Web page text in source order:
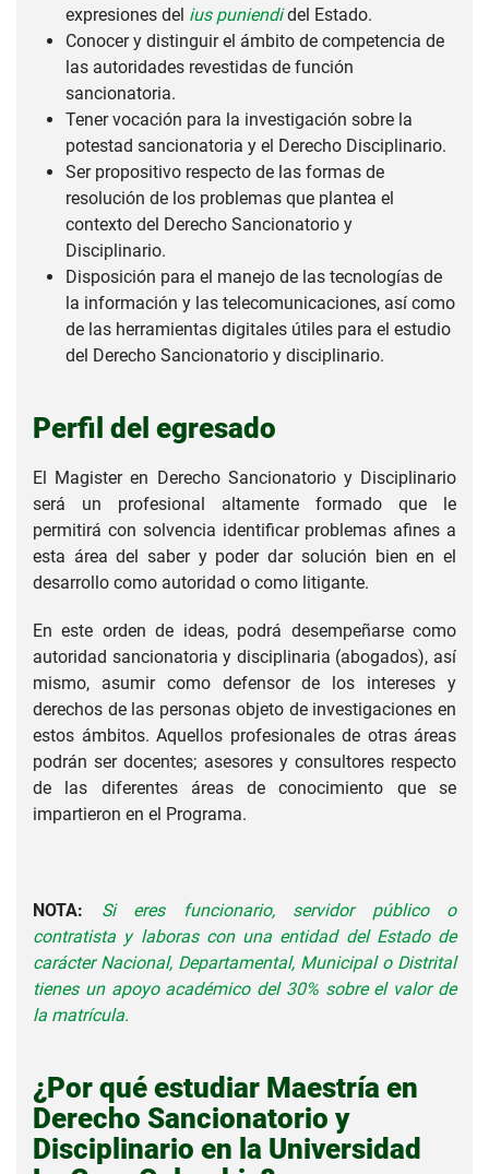
expresiones del ius puniendidel Estado.
Conocer y distinguir el ámbito de competencia de
las autoridades revestidas de función
sancionatoria.
Tener vocación para la investigación sobre la
potestad sancionatoria y el Derecho Disciplinario.
Ser propositivo respecto de las formas de
resolución de los problemas que plantea el
contexto del Derecho Sancionatorio y
Disciplinario.
Disposición para el manejo de las tecnologías de
la información y las telecomunicaciones, así como
de las herramientas digitales útiles para el estudio
del Derecho Sancionatorio y disciplinario.
Perfil del egresado
El Magister en Derecho Sancionatorio y Disciplinario
será un profesional altamente formado que le
permitirá con solvencia identificar problemas afines a
esta área del saber y poder dar solución bien en el
desarrollo como autoridad o como litigante.
En este orden de ideas, podrá desempeñarse como
autoridad sancionatoria y disciplinaria (abogados), así
mismo, asumir como defensor de los intereses y
derechos de las personas objeto de investigaciones en
estos ámbitos. Aquellos profesionales de otras áreas
podrán ser docentes; asesores y consultores respecto
de las diferentes áreas de conocimiento que se
impartieron en el Programa.
NOTA:
Si eres funcionario, servidor público o
contratista y laboras con una entidad del Estado de
carácter Nacional, Departamental, Municipal o Distrital
tienes un apoyo académico del 30% sobre el valor de
la matrícula.
¿Por qué estudiar Maestría en
Derecho Sancionatorio y
Disciplinario en la Universidad